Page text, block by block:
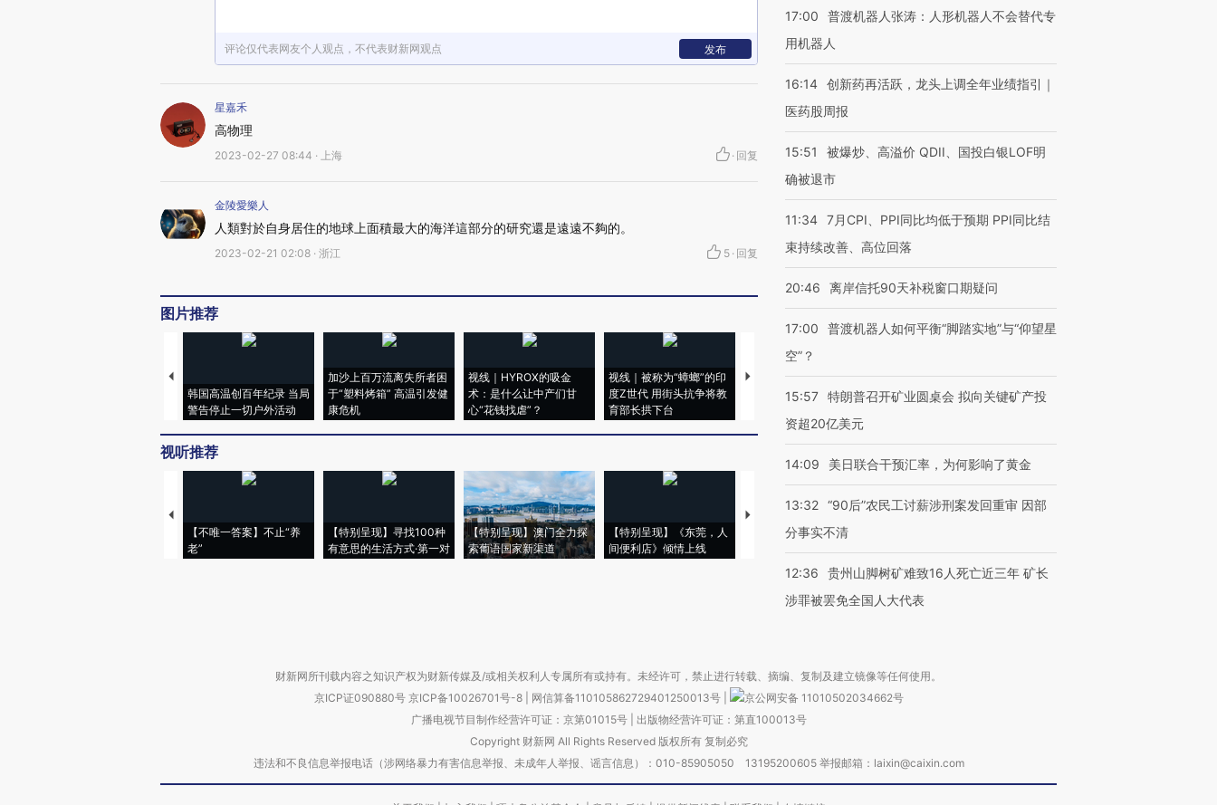
评论仅代表网友个人观点，不代表财新网观点 发布
星嘉禾
高物理
2023-02-27 08:44 · 上海 · 回复
金陵愛樂人
人類對於自身居住的地球上面積最大的海洋這部分的研究還是遠遠不夠的。
2023-02-21 02:08 · 浙江 5 · 回复
图片推荐
韩国高温创百年纪录 当局
警告停止一切户外活动
加沙上百万流离失所者困
于“塑料烤箱” 高温引发健
康危机
视线｜HYROX的吸金
术：是什么让中产们甘
心“花钱找虐”？
视线｜被称为“蟑螂”的印
度Z世代 用街头抗争将教
育部长拱下台
视线｜“入侵”还是“人道危
机”？难民潮撕裂西班牙
湖北宜昌局部短时降雨
128毫米 紧急转移近
哈尔滨遭遇短时极端强降
雨 3小时累计雨量超80毫
视听推荐
【不唯一答案】不止“养
老”
【特别呈现】寻找100种
有意思的生活方式·第一对
【特别呈现】澳门全力探
索葡语国家新渠道
【特别呈现】《东莞，人
间便利店》倾情上线
【推广】走进第四届链博
会，让数智科技“链”接产
【商旅对话】华住集团
17:00
普渡机器人张涛：人形机器人不会替代专
用机器人
16:14 创新药再活跃，龙头上调全年业绩指引｜
医药股周报
15:51
被爆炒、高溢价 QDII、国投白银LOF明
确被退市
11:34 7月CPI、PPI同比均低于预期 PPI同比结
束持续改善、高位回落
20:46 离岸信托90天补税窗口期疑问
17:00
普渡机器人如何平衡“脚踏实地”与“仰望星
空”？
15:57 特朗普召开矿业圆桌会 拟向关键矿产投
资超20亿美元
14:09 美日联合干预汇率，为何影响了黄金
13:32 “90后”农民工讨薪涉刑案发回重审 因部
分事实不清
12:36
贵州山脚树矿难致16人死亡近三年 矿长
涉罪被罢免全国人大代表
财新网所刊载内容之知识产权为财新传媒及/或相关权利人专属所有或持有。未经许可，禁止进行转载、摘编、复制及建立镜像等任何使用。
京ICP证090880号 京ICP备10026701号-8 网信算备110105862729401250013号
京公网安备 11010502034662号
广播电视节目制作经营许可证：京第01015号| 出版物经营许可证：第直100013号
Copyright 财新网 All Rights Reserved 版权所有 复制必究
违法和不良信息举报电话（涉网络暴力有害信息举报、未成年人举报、谣言信息）：010-85905050 13195200605 举报邮箱：laixin@caixin.com